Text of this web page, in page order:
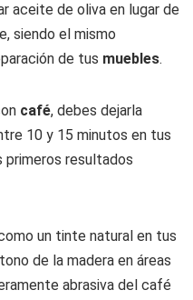
aceite de oliva en lugar de
siendo el mismo
de tus muebles.
café, debes dejarla
10 y 15 minutos en tus
primeros resultados
un tinte natural en tus
de la madera en áreas
abrasiva del café